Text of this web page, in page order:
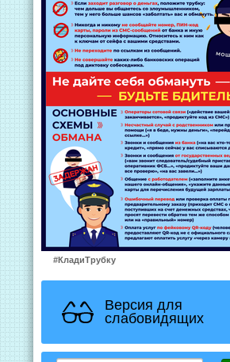
#КладиТрубку
Версия для
слабовидящих